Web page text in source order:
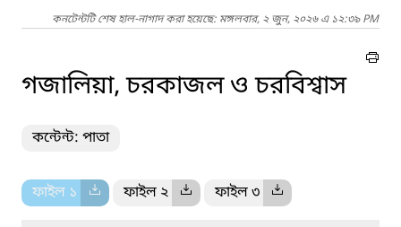
কনটেন্টটি শেষ হাল-নাগাদ করা হয়েছে: মঙ্গলবার, ২ জুন, ২০২৬ এ ১২:৩৯ PM
গজালিয়া, চরকাজল ও চরবিশ্বাস
কন্টেন্ট: পাতা
ফাইল ১ ফাইল ২ ফাইল ৩